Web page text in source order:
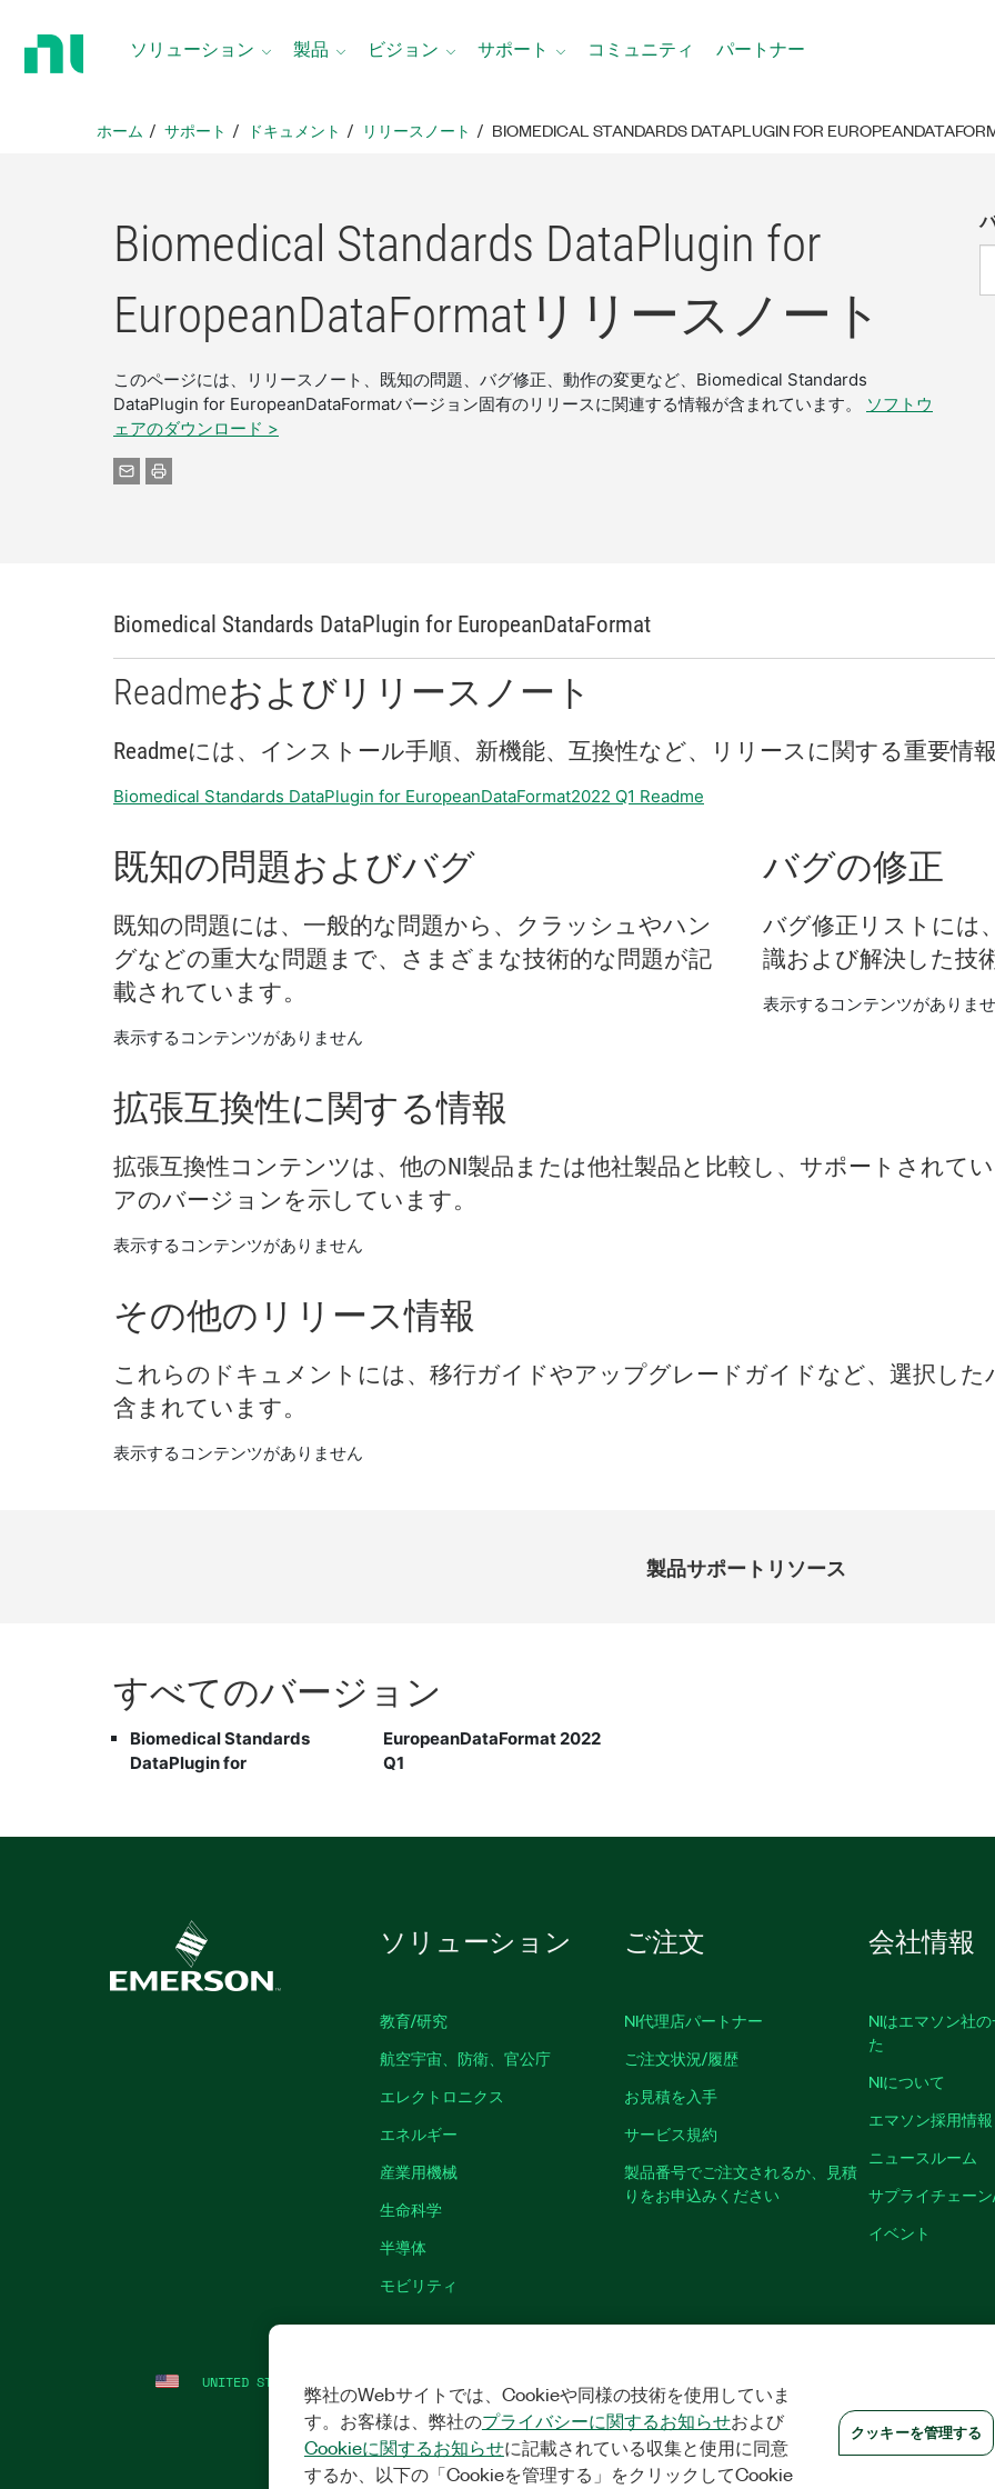
ソリューション 製品 ビジョン サポート コミュニティ パートナー
ホーム サポート ドキュメント リリースノート BIOMEDICAL STANDARDS DATAPLUGIN FOR
Biomedical Standards DataPlugin for
EuropeanDataFormat リリース ノート
このページには、リリースノート、既知の問題、バグ修正、動作の変更など、Biomedical Standards
DataPlugin for EuropeanDataFormatバージョン固有のリリースに関連する情報が含まれています。
ソフトウ
ェアのダウンロード >
Biomedical Standards DataPlugin for EuropeanDataFormat
Readmeおよびリリース ノート
Readmeに は、 インストール手順、 新機能、 互換性など、 リリース に関する重要情
Biomedical Standards DataPlugin for EuropeanDataFormat2022 Q1 Readme
既知の問題およびバグ
既知の問題に は、 一般的な問題から、 クラッシュ やハン
グなどの重大な問題 まで、 さまざま な技術的な問題が記
載さ れてい ます。
表示するコンテンツがありません
バグの修正
バグ修正 リスト に は
識および解決した技
表示するコンテンツがありま
拡張互換性に関する情報
拡張互換性コンテンツは、 他のNI製品 または他社製品と 比較 し、 サポート さ れて
アのバージョン を示し てい ます。
表示するコンテンツがありません
その他の リリース情報
これらの ドキュメント に は、 移行ガイドやアップグレード ガイドなど、 選択 した
含 まれてい ます。
表示するコンテンツがありません
製品​サポート​リソース
すべてのバージョン
Biomedical Standards
DataPlugin for
EuropeanDataFormat 2022
Q1
ソリューション
教育/研究
航空宇宙、防衛、官公庁
エレクトロニクス
エネルギー
産業用機械
生命科学
半導体
モビリティ
ご注文
NI代理店パートナー
ご注文状況/履歴
お見積を入手
サービス規約
製品番号でご注文されるか、見積
りをお申込みください
会社情報
NIはエマソン社
た
NIについて
エマソン採用情報
ニュースルーム
サプライチェー
イベント
UNITED STATES 法令関連情報
弊社のWebサイトでは、Cookieや同様の技術を使用していま
す。お客様は、弊社のプライバシーに関するお知らせおよび
Cookieに関するお知らせに記載されている収集と使用に同意
するか、以下の「Cookieを管理する」をクリックしてCookie
クッキーを管理する